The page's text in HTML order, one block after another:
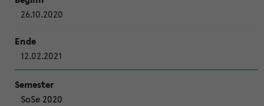
26.10.2020
12.02.2021
SoSe 2020